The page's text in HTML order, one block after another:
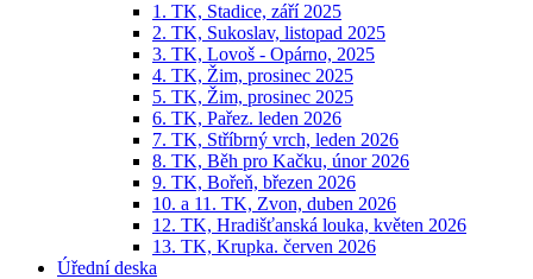
1. TK, Stadice, září 2025
2. TK, Sukoslav, listopad 2025
3. TK, Lovoš - Opárno, 2025
4. TK, Žim, prosinec 2025
5. TK, Žim, prosinec 2025
6. TK, Pařez. leden 2026
7. TK, Stříbrný vrch, leden 2026
8. TK, Běh pro Kačku, únor 2026
9. TK, Bořeň, březen 2026
10. a 11. TK, Zvon, duben 2026
12. TK, Hradišťanská louka, květen 2026
13. TK, Krupka. červen 2026
Úřední deska